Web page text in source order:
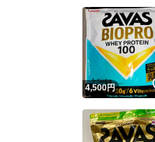
4,500円